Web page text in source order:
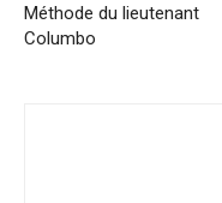
Méthode du lieutenant
Columbo